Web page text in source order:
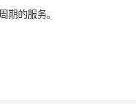
期的服务。